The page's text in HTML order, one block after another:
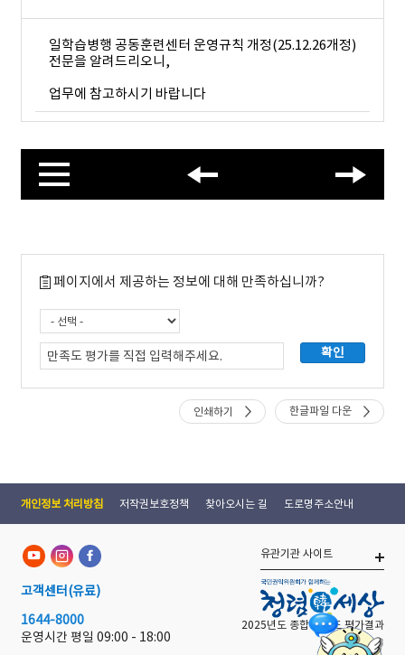
일학습병행 공동훈련센터 운영규칙 개정(25.12.26개정)
전문을 알려드리오니,
업무에 참고하시기 바랍니다
페이지에서 제공하는 정보에 대해 만족하십니까?
한글파일 다운
인쇄하기
개인정보 처리방침 저작권보호정책 찾아오시는 길 도로명주소안내
고객센터 (유료)
1644-8000
운영시간 평일 09:00 - 18:00
유관기관 사이트
2025년도 종합 청렴도 평가결과